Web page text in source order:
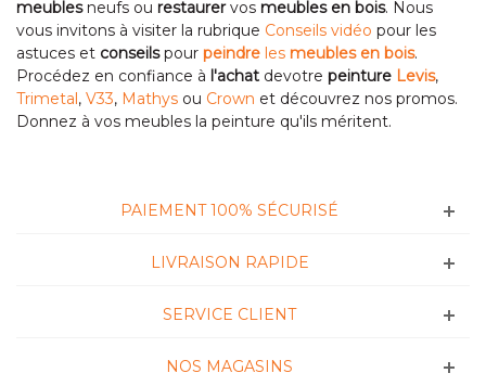
meublesneufs ou restaurervos meubles en bois. Nous
vous invitons à visiter la rubrique Conseils vidéo pour les
astuces et conseilspour peindre les meubles en bois.
Procédez en confiance à l'achat devotre peinture Levis,
Trimetal, V33, Mathys ou Crown et découvrez nos promos.
Donnez à vos meubles la peinture qu'ils méritent.
PAIEMENT 100% SÉCURISÉ
LIVRAISON RAPIDE
SERVICE CLIENT
NOS MAGASINS